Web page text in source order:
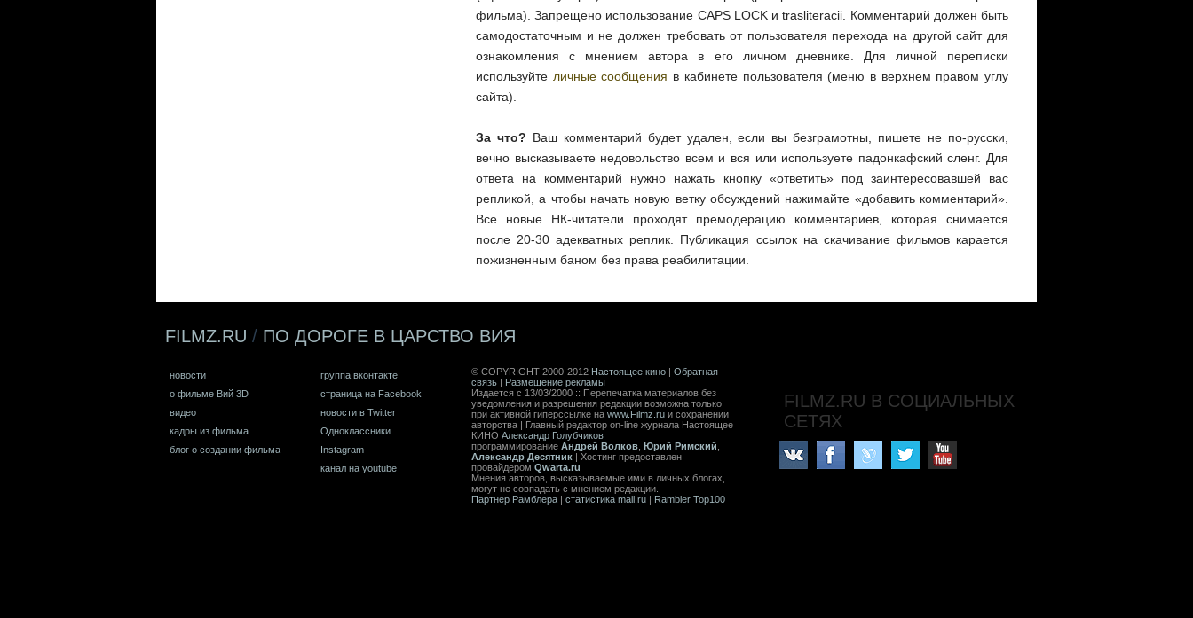
фильма). Запрещено использование CAPS LOCK и trasliteracii. Комментарий должен быть
самодостаточным и не должен требовать от пользователя перехода на другой сайт для
ознакомления с мнением автора в его личном дневнике. Для личной переписки
используйте личные сообщения в кабинете пользователя (меню в верхнем правом углу
сайта).
За что? Ваш комментарий будет удален, если вы безграмотны, пишете не по-русски,
вечно высказываете недовольство всем и вся или используете падонкафский сленг. Для
ответа на комментарий нужно нажать кнопку «ответить» под заинтересовавшей вас
репликой, а чтобы начать новую ветку обсуждений нажимайте «добавить комментарий».
Все новые НК-читатели проходят премодерацию комментариев, которая снимается
после 20-30 адекватных реплик. Публикация ссылок на скачивание фильмов карается
пожизненным баном без права реабилитации.
FILMZ.RU / ПО ДОРОГЕ В ЦАРСТВО ВИЯ
новости
о фильме Вий 3D
видео
кадры из фильма
блог о создании фильма
группа вконтакте
страница на Facebook
новости в Twitter
Одноклассники
Instagram
канал на youtube
© COPYRIGHT 2000-2012 Настоящее кино | Обратная
связь | Размещение рекламы
Издается с 13/03/2000 :: Перепечатка материалов без
уведомления и разрешения редакции возможна только
при активной гиперссылке на www.Filmz.ru и сохранении
авторства | Главный редактор on-line журнала Настоящее
КИНО Александр Голубчиков
программирование Андрей Волков Юрий Римский
Александр Десятник | Хостинг предоставлен
провайдером Qwarta.ru
Мнения авторов, высказываемые ими в личных блогах,
могут не совпадать с мнением редакции.
Партнер Рамблера | статистика mail.ru | Rambler Top100
FILMZ.RU В СОЦИАЛЬНЫХ
СЕТЯХ